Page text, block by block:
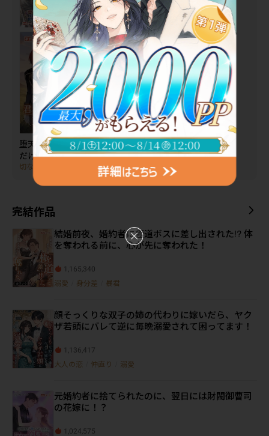
80,027
コメディ / 泣ける / 切ない
堕天のライラ ～君
だけの王子様にな
りたい～
切ない 歳の差
おまけの兄は異世
界で騎士団のお世
話をします
甘々 / 異世界 / 年下攻め
内緒でアイドルや
ってたら、俺のガ
チファンであるイ
ケメン王子に脅さ
アイドル
完結作品
結婚前夜、婚約者に極道ボスに差し出された!? 体
を奪われる前に、心が先に奪われた！
1,165,340
溺愛 身分差 暴君
顔そっくりな双子の姉の代わりに嫁いだら、ヤク
ザ若頭にバレて逆に毎晩溺愛されて困ってます！
1,136,417
大人の恋 仲直り 溺愛
元婚約者に捨てられたのに、翌日には財閥御曹司
の花嫁に！？
1,024,575